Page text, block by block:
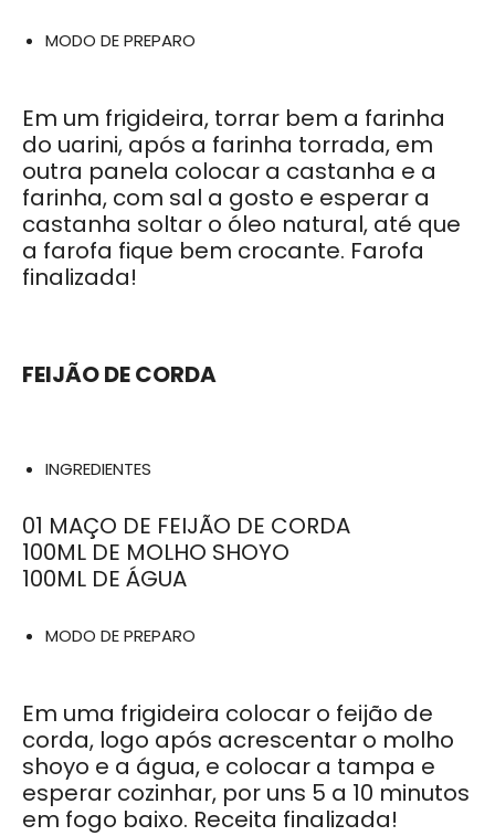
MODO DE PREPARO
Em um frigideira, torrar bem a farinha
do uarini, após a farinha torrada, em
outra panela colocar a castanha e a
farinha, com sal a gosto e esperar a
castanha soltar o óleo natural, até que
a farofa fique bem crocante. Farofa
finalizada!
FEIJÃO DE CORDA
INGREDIENTES
01 MAÇO DE FEIJÃO DE CORDA
100ML DE MOLHO SHOYO
100ML DE ÁGUA
MODO DE PREPARO
Em uma frigideira colocar o feijão de
corda, logo após acrescentar o molho
shoyo e a água, e colocar a tampa e
esperar cozinhar, por uns 5 a 10 minutos
em fogo baixo. Receita finalizada!